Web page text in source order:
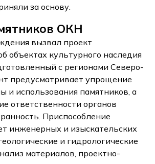
за основу.
ОКН
вызвал проект
объектах культурного наследия
с регионами Северо-
предусматривает упрощение
и использования памятников, а
ответственности органов
Приспособление
инженерных и изыскательских
и гидрологические
материалов, проектно-